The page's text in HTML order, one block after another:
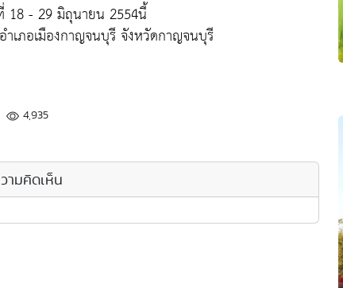
18 - 29 มิถุนายน 2554นี้
ภอเมืองกาญจนบุรี จังหวัดกาญจนบุรี
4,935
ามคิดเห็น